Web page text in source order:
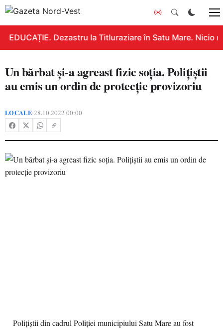
EDUCAȚIE. Dezastru la Titluraziare în Satu Mare. Nicio
Un bărbat și-a agreast fizic soția. Polițiștii
au emis un ordin de protecție provizoriu
LOCALE•28.10.2022 00:00
Polițiștii din cadrul Poliției municipiului Satu Mare au fost